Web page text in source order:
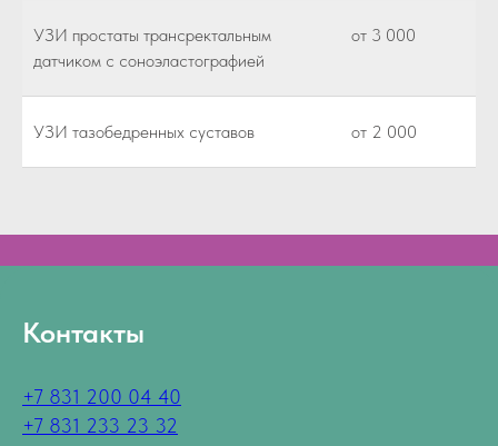
УЗИ простаты трансректальным
датчиком с соноэластографией
от 3 000
УЗИ тазобедренных суставов от 2 000
Контакты
+7 831 200 04 40
+7 831 233 23 32